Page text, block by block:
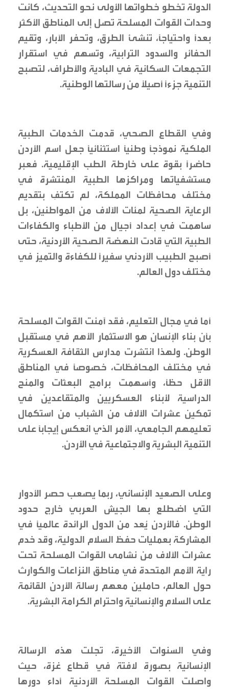
الدولة تخطو خطواتها الأولى نحو التحديث، كانت
وحدات القوات المسلحة تصل إلى المناطق الأكثر
بعداً واحتياجاً، تنشئ الطرق، وتحفر الآبار، وتقيم
الحفائر والسدود الترابية، وتسهم في استقرار
التجمعات السكانية في البادية والأطراف، لتصبح
التنمية جزءاً أصيلاً من رسالتها الوطنية.
وفي القطاع الصحي، قدمت الخدمات الطبية
الملكية نموذجاً وطنياً استثنائياً جعل اسم الأردن
حاضراً بقوة على خارطة الطب الإقليمية. فعبر
مستشفياتها ومراكزها الطبية المنتشرة في
مختلف محافظات المملكة، لم تكتفِ بتقديم
الرعاية الصحية لمئات الآلاف من المواطنين، بل
ساهمت في إعداد أجيال من الأطباء والكفاءات
الطبية التي قادت النهضة الصحية الأردنية، حتى
أصبح الطبيب الأردني سفيراً للكفاءة والتميز في
مختلف دول العالم.
أما في مجال التعليم، فقد آمنت القوات المسلحة
بأن بناء الإنسان هو الاستثمار الأهم في مستقبل
الوطن. ولهذا انتشرت مدارس الثقافة العسكرية
في مختلف المحافظات، خصوصاً في المناطق
الأقل حظاً، وأسهمت برامج البعثات والمنح
الدراسية لأبناء العسكريين والمتقاعدين في
تمكين عشرات الآلاف من الشباب من استكمال
تعليمهم الجامعي، الأمر الذي انعكس إيجاباً على
التنمية البشرية والاجتماعية في الأردن.
وعلى الصعيد الإنساني، ربما يصعب حصر الأدوار
التي اضطلع بها الجيش العربي خارج حدود
الوطن. فالأردن يُعد من الدول الرائدة عالمياً في
المشاركة بعمليات حفظ السلام الدولية، وقد خدم
عشرات الآلاف من نشامى القوات المسلحة تحت
راية الأمم المتحدة في مناطق النزاعات والكوارث
حول العالم، حاملين معهم رسالة الأردن القائمة
على السلام والإنسانية واحترام الكرامة البشرية.
وفي السنوات الأخيرة، تجلت هذه الرسالة
الإنسانية بصورة لافتة في قطاع غزة، حيث
واصلت القوات المسلحة الأردنية أداء دورها